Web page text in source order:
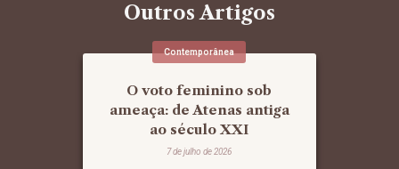
Outros Artigos
Contemporânea
O voto feminino sob
ameaça: de Atenas antiga
ao século XXI
7 de julho de 2026